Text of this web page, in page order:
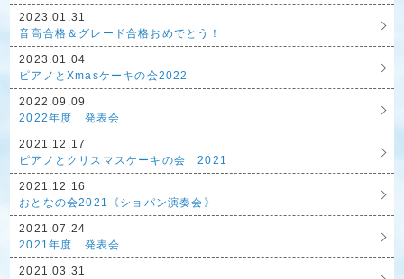
2023.01.31
音高合格＆グレード合格おめでとう！
2023.01.04
ピアノとXmasケーキの会2022
2022.09.09
2022年度 発表会
2021.12.17
ピアノとクリスマスケーキの会 2021
2021.12.16
おとなの会2021《ショパン演奏会》
2021.07.24
2021年度 発表会
2021.03.31